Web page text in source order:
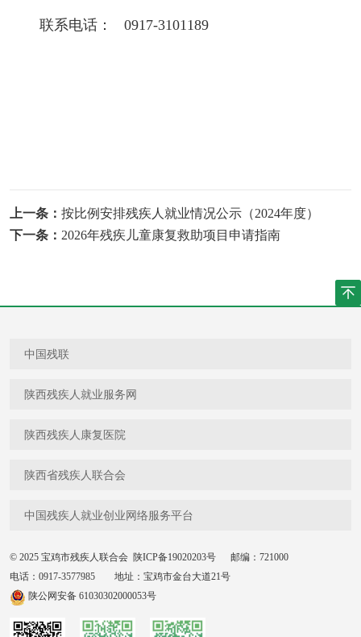
联系电话： 0917-3101189
上一条： 按比例安排残疾人就业情况公示（2024年度）
下一条： 2026年残疾儿童康复救助项目申请指南
中国残联
陕西残疾人就业服务网
陕西残疾人康复医院
陕西省残疾人联合会
中国残疾人就业创业网络服务平台
© 2025 宝鸡市残疾人联合会 陕ICP备19020203号 邮编：721000
电话：0917-3577985 地址：宝鸡市金台大道21号
陕公网安备 61030302000053号